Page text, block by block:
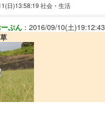
(日)13:58:19 社会・生活
ぷん ： 2016/09/10(土)19:12:43